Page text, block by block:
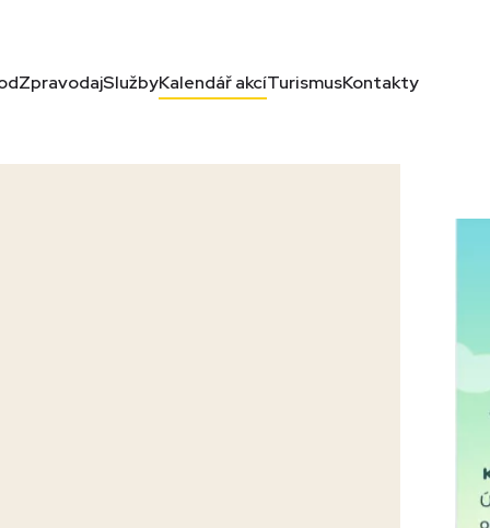
ZpravodajSlužbyKalendář akcíTurismusKontakty